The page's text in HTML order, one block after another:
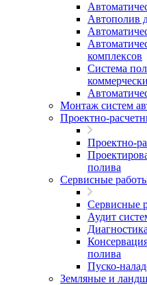
Автополив
комплексов
Система
Монтаж систем
Проектно-
Проектно-
полива
Сервисные
Сервисные
Аудит
полива
Пуско-
Земляные и